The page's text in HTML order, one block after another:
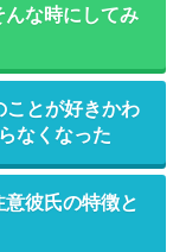
な時にしてみ
ことが好きかわ
なくなった
彼氏の特徴と